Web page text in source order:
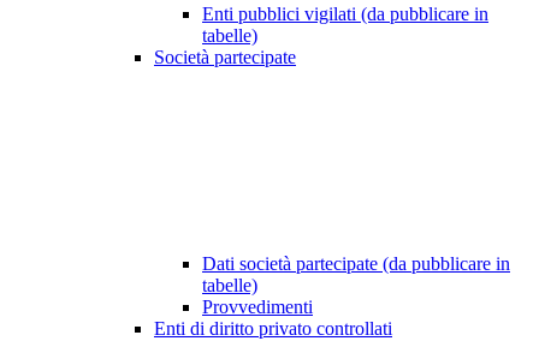
Enti pubblici vigilati (da pubblicare in
tabelle)
Società partecipate
Dati società partecipate (da pubblicare in
tabelle)
Provvedimenti
Enti di diritto privato controllati